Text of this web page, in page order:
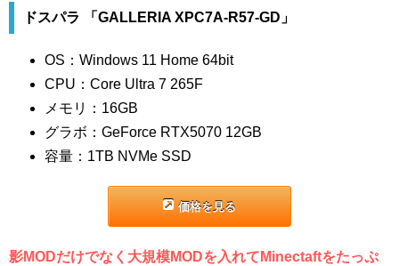
ドスパラ 「GALLERIA XPC7A-R57-GD」
OS：Windows 11 Home 64bit
CPU：Core Ultra 7 265F
メモリ：16GB
グラボ：GeForce RTX5070 12GB
容量：1TB NVMe SSD
価格を見る
影MODだけでなく大規模MODを入れてMinectaftをたっぷ